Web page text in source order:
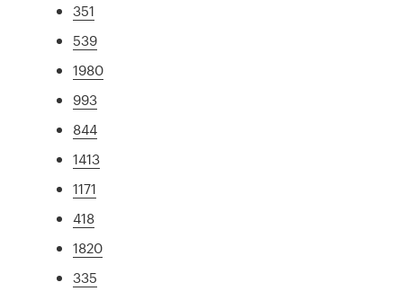
351
539
1980
993
844
1413
1171
418
1820
335